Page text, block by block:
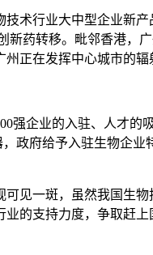
术行业大中型企业新
药转移。毗邻香港，
正在发挥中心城市的辐
强企业的入驻、人才
政府给予入驻生物企
见一斑，虽然我国生
的支持力度，争取赶